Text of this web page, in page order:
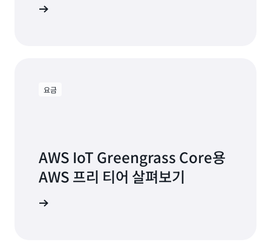
요금
AWS IoT Greengrass Core용
AWS 프리 티어 살펴보기